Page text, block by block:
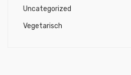
Uncategorized
Vegetarisch